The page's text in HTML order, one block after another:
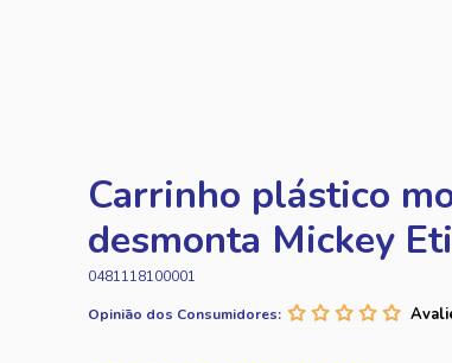
Carrinho plástico
desmonta Mickey
0481118100001
Opinião dos Consumidores: